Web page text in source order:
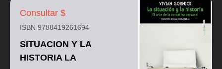
Consultar $
ISBN 9788419261694
SITUACION Y LA
HISTORIA LA